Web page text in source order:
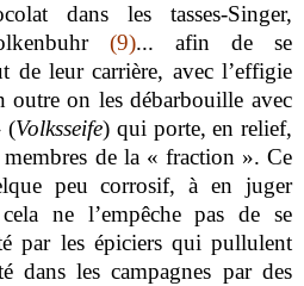
dans les tasses-Singer,
(9)... afin de se
de leur carrière, avec l’effigie
outre on les débarbouille avec
(Volksseife) qui porte, en relief,
membres de la « fraction ». Ce
peu corrosif, à en juger
ne l’empêche pas de se
par les épiciers qui pullulent
dans les campagnes par des